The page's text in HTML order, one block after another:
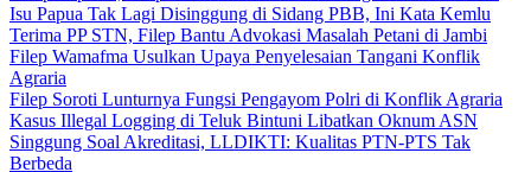
Isu Papua Tak Lagi Disinggung di Sidang PBB, Ini Kata Kemlu
Terima PP STN, Filep Bantu Advokasi Masalah Petani di Jambi
Filep Wamafma Usulkan Upaya Penyelesaian Tangani Konflik
Agraria
Filep Soroti Lunturnya Fungsi Pengayom Polri di Konflik Agraria
Kasus Illegal Logging di Teluk Bintuni Libatkan Oknum ASN
Singgung Soal Akreditasi, LLDIKTI: Kualitas PTN-PTS Tak
Berbeda